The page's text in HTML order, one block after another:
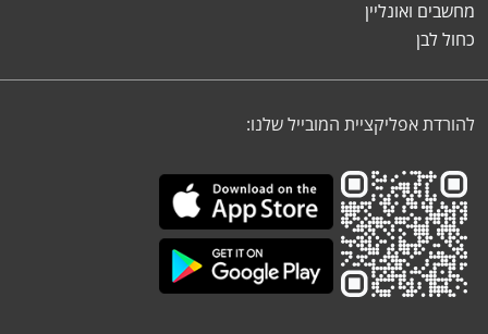
מחשבים ואונליין
כחול לבן
להורדת אפליקציית המובייל שלנו: